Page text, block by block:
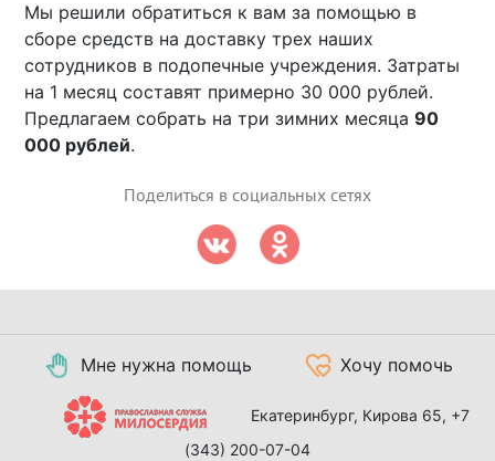
Мы решили обратиться к вам за помощью в
сборе средств на доставку трех наших
сотрудников в подопечные учреждения. Затраты
на 1 месяц составят примерно 30 000 рублей.
Предлагаем собрать на три зимних месяца90
000 рублей.
Поделиться в социальных сетях
Мне нужна помощь Хочу помочь
Екатеринбург, Кирова 65, +7
(343) 200-07-04